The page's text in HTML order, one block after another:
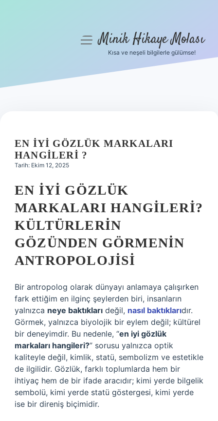
Hakkımızda
menüyüMinik Hikaye Molası
Kısa ve neşeli bilgilerle gülümse!
EN IYI GÖZLÜK MARKALARI
HANGILERI ?
Tarih: Ekim 12, 2025
EN İYI GÖZLÜK
MARKALARI HANGILERI?
KÜLTÜRLERIN
GÖZÜNDEN GÖRMENIN
ANTROPOLOJISI
Bir antropolog olarak dünyayı anlamaya çalışırken
fark ettiğim en ilginç şeylerden biri, insanların
yalnızca neye baktıkları değil, nasıl baktıklarıdır.
Görmek, yalnızca biyolojik bir eylem değil; kültürel
bir deneyimdir. Bu nedenle, “en iyi gözlük
markaları hangileri?” sorusu yalnızca optik
kaliteyle değil, kimlik, statü, sembolizm ve estetikle
de ilgilidir. Gözlük, farklı toplumlarda hem bir
ihtiyaç hem de bir ifade aracıdır; kimi yerde bilgelik
sembolü, kimi yerde statü göstergesi, kimi yerde
ise bir direniş biçimidir.